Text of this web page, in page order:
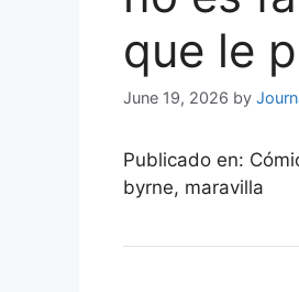
que le
June 19, 2026 by
Publicado en:
byrne, maravilla